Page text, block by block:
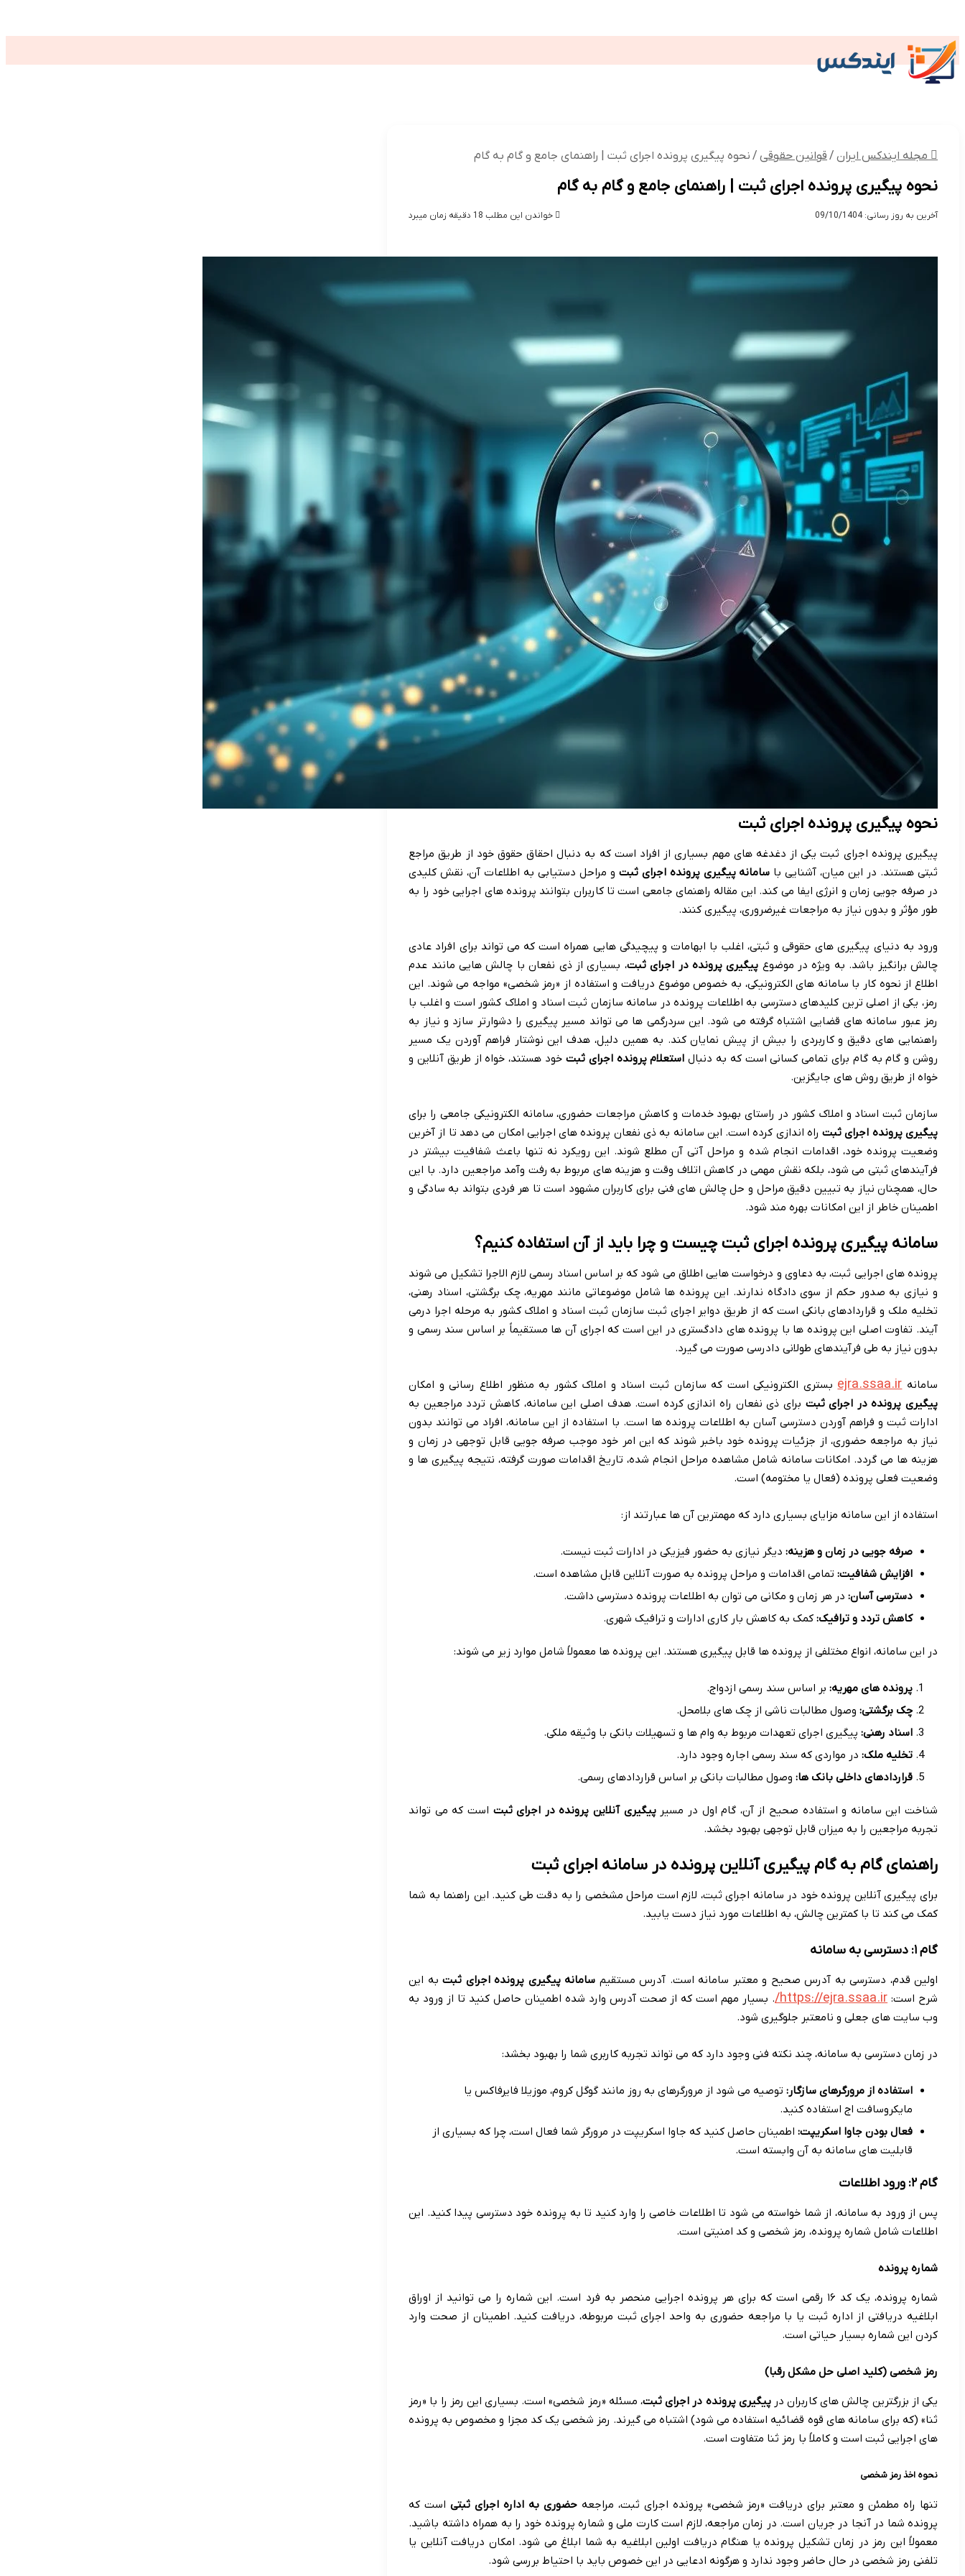
مجله ایندکس ایران /قوانین حقوقی / نحوه پیگیری پرونده اجرای ثبت | راهنمای جامع و گام به گام
نحوه پیگیری پرونده اجرای ثبت | راهنمای جامع و گام به گام
آخرین به روز رسانی: 09/10/1404 خواندن این مطلب 18 دقیقه زمان میبرد
نحوه پیگیری پرونده اجرای ثبت
پیگیری پرونده اجرای ثبت یکی از دغدغه های مهم بسیاری از افراد است که به دنبال احقاق حقوق خود از طریق مراجع
ثبتی هستند. در این میان، آشنایی با سامانه پیگیری پرونده اجرای ثبت و مراحل دستیابی به اطلاعات آن، نقش کلیدی
در صرفه جویی زمان و انرژی ایفا می کند. این مقاله راهنمای جامعی است تا کاربران بتوانند پرونده های اجرایی خود را به
طور مؤثر و بدون نیاز به مراجعات غیرضروری، پیگیری کنند.
ورود به دنیای پیگیری های حقوقی و ثبتی، اغلب با ابهامات و پیچیدگی هایی همراه است که می تواند برای افراد عادی
چالش برانگیز باشد. به ویژه در موضوع پیگیری پرونده در اجرای ثبت، بسیاری از ذی نفعان با چالش هایی مانند عدم
اطلاع از نحوه کار با سامانه های الکترونیکی، به خصوص موضوع دریافت و استفاده از «رمز شخصی» مواجه می شوند. این
رمز، یکی از اصلی ترین کلیدهای دسترسی به اطلاعات پرونده در سامانه سازمان ثبت اسناد و املاک کشور است و اغلب با
رمز عبور سامانه های قضایی اشتباه گرفته می شود. این سردرگمی ها می تواند مسیر پیگیری را دشوارتر سازد و نیاز به
راهنمایی های دقیق و کاربردی را بیش از پیش نمایان کند. به همین دلیل، هدف این نوشتار فراهم آوردن یک مسیر
روشن و گام به گام برای تمامی کسانی است که به دنبال استعلام پرونده اجرای ثبت خود هستند، خواه از طریق آنلاین و
خواه از طریق روش های جایگزین.
سازمان ثبت اسناد و املاک کشور در راستای بهبود خدمات و کاهش مراجعات حضوری، سامانه الکترونیکی جامعی را برای
پیگیری پرونده اجرای ثبتراه اندازی کرده است. این سامانه به ذی نفعان پرونده های اجرایی امکان می دهد تا از آخرین
وضعیت پرونده خود، اقدامات انجام شده و مراحل آتی آن مطلع شوند. این رویکرد نه تنها باعث شفافیت بیشتر در
فرآیندهای ثبتی می شود، بلکه نقش مهمی در کاهش اتلاف وقت و هزینه های مربوط به رفت وآمد مراجعین دارد. با این
حال، همچنان نیاز به تبیین دقیق مراحل و حل چالش های فنی برای کاربران مشهود است تا هر فردی بتواند به سادگی و
اطمینان خاطر از این امکانات بهره مند شود.
سامانه پیگیری پرونده اجرای ثبت چیست و چرا باید از آن استفاده کنیم؟
پرونده های اجرایی ثبت، به دعاوی و درخواست هایی اطلاق می شود که بر اساس اسناد رسمی لازم الاجرا تشکیل می شوند
و نیازی به صدور حکم از سوی دادگاه ندارند. این پرونده ها شامل موضوعاتی مانند مهریه، چک برگشتی، اسناد رهنی،
تخلیه ملک و قراردادهای بانکی است که از طریق دوایر اجرای ثبت سازمان ثبت اسناد و املاک کشور به مرحله اجرا درمی
آیند. تفاوت اصلی این پرونده ها با پرونده های دادگستری در این است که اجرای آن ها مستقیماً بر اساس سند رسمی و
بدون نیاز به طی فرآیندهای طولانی دادرسی صورت می گیرد.
سامانهejra.ssaa.irبستری الکترونیکی است که سازمان ثبت اسناد و املاک کشور به منظور اطلاع رسانی و امکان
پیگیری پرونده در اجرای ثبت برای ذی نفعان راه اندازی کرده است. هدف اصلی این سامانه، کاهش تردد مراجعین به
ادارات ثبت و فراهم آوردن دسترسی آسان به اطلاعات پرونده ها است. با استفاده از این سامانه، افراد می توانند بدون
نیاز به مراجعه حضوری، از جزئیات پرونده خود باخبر شوند که این امر خود موجب صرفه جویی قابل توجهی در زمان و
هزینه ها می گردد. امکانات سامانه شامل مشاهده مراحل انجام شده، تاریخ اقدامات صورت گرفته، نتیجه پیگیری ها و
وضعیت فعلی پرونده (فعال یا مختومه) است.
استفاده از این سامانه مزایای بسیاری دارد که مهمترین آن ها عبارتند از:
صرفه جویی در زمان و هزینه: دیگر نیازی به حضور فیزیکی در ادارات ثبت نیست.
افزایش شفافیت: تمامی اقدامات و مراحل پرونده به صورت آنلاین قابل مشاهده است.
دسترسی آسان: در هر زمان و مکانی می توان به اطلاعات پرونده دسترسی داشت.
کاهش تردد و ترافیک: کمک به کاهش بار کاری ادارات و ترافیک شهری.
در این سامانه، انواع مختلفی از پرونده ها قابل پیگیری هستند. این پرونده ها معمولاً شامل موارد زیر می شوند:
پرونده های مهریه: بر اساس سند رسمی ازدواج.
چک برگشتی: وصول مطالبات ناشی از چک های بلامحل.
اسناد رهنی: پیگیری اجرای تعهدات مربوط به وام ها و تسهیلات بانکی با وثیقه ملکی.
تخلیه ملک: در مواردی که سند رسمی اجاره وجود دارد.
قراردادهای داخلی بانک ها: وصول مطالبات بانکی بر اساس قراردادهای رسمی.
شناخت این سامانه و استفاده صحیح از آن، گام اول در مسیرپیگیری آنلاین پرونده در اجرای ثبت است که می تواند
تجربه مراجعین را به میزان قابل توجهی بهبود بخشد.
راهنمای گام به گام پیگیری آنلاین پرونده در سامانه اجرای ثبت
برای پیگیری آنلاین پرونده خود در سامانه اجرای ثبت، لازم است مراحل مشخصی را به دقت طی کنید. این راهنما به شما
کمک می کند تا با کمترین چالش، به اطلاعات مورد نیاز دست یابید.
گام ۱: دسترسی به سامانه
اولین قدم، دسترسی به آدرس صحیح و معتبر سامانه است. آدرس مستقیم سامانه پیگیری پرونده اجرای ثبتبه این
شرح است:https://ejra.ssaa.ir/ . بسیار مهم است که از صحت آدرس وارد شده اطمینان حاصل کنید تا از ورود به
وب سایت های جعلی و نامعتبر جلوگیری شود.
در زمان دسترسی به سامانه، چند نکته فنی وجود دارد که می تواند تجربه کاربری شما را بهبود بخشد:
استفاده از مرورگرهای سازگار: توصیه می شود از مرورگرهای به روز مانند گوگل کروم، موزیلا فایرفاکس یا
مایکروسافت اج استفاده کنید.
فعال بودن جاوا اسکریپت: اطمینان حاصل کنید که جاوا اسکریپت در مرورگر شما فعال است، چرا که بسیاری از
قابلیت های سامانه به آن وابسته است.
گام ۲: ورود اطلاعات
پس از ورود به سامانه، از شما خواسته می شود تا اطلاعات خاصی را وارد کنید تا به پرونده خود دسترسی پیدا کنید. این
اطلاعات شامل شماره پرونده، رمز شخصی و کد امنیتی است.
شماره پرونده
شماره پرونده، یک کد ۱۶ رقمی است که برای هر پرونده اجرایی منحصر به فرد است. این شماره را می توانید از اوراق
ابلاغیه دریافتی از اداره ثبت یا با مراجعه حضوری به واحد اجرای ثبت مربوطه، دریافت کنید. اطمینان از صحت وارد
کردن این شماره بسیار حیاتی است.
رمز شخصی (کلید اصلی حل مشکل رقبا)
یکی از بزرگترین چالش های کاربران درپیگیری پرونده در اجرای ثبت، مسئله «رمز شخصی» است. بسیاری این رمز را با «رمز
ثنا» (که برای سامانه های قوه قضائیه استفاده می شود) اشتباه می گیرند. رمز شخصی یک کد مجزا و مخصوص به پرونده
های اجرایی ثبت است و کاملاً با رمز ثنا متفاوت است.
نحوه اخذ رمز شخصی
تنها راه مطمئن و معتبر برای دریافت «رمز شخصی» پرونده اجرای ثبت، مراجعهحضوری به اداره اجرای ثبتیاست که
پرونده شما در آنجا در جریان است. در زمان مراجعه، لازم است کارت ملی و شماره پرونده خود را به همراه داشته باشید.
معمولاً این رمز در زمان تشکیل پرونده یا هنگام دریافت اولین ابلاغیه به شما ابلاغ می شود. امکان دریافت آنلاین یا
تلفنی رمز شخصی در حال حاضر وجود ندارد و هرگونه ادعایی در این خصوص باید با احتیاط بررسی شود.